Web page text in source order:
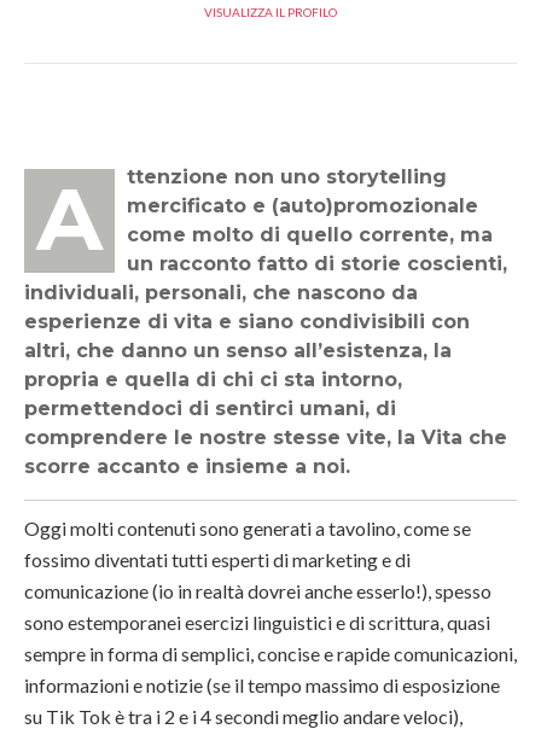
VISUALIZZA IL PROFILO
Attenzione non uno storytelling
mercificato e (auto)promozionale
come molto di quello corrente, ma
un racconto fatto di storie coscienti,
individuali, personali, che nascono da
esperienze di vita e siano condivisibili con
altri, che danno un senso all’esistenza, la
propria e quella di chi ci sta intorno,
permettendoci di sentirci umani, di
comprendere le nostre stesse vite, la Vita che
scorre accanto e insieme a noi.
Oggi molti contenuti sono generati a tavolino, come se
fossimo diventati tutti esperti di marketing e di
comunicazione (io in realtà dovrei anche esserlo!), spesso
sono estemporanei esercizi linguistici e di scrittura, quasi
sempre in forma di semplici, concise e rapide comunicazioni,
informazioni e notizie (se il tempo massimo di esposizione
su Tik Tok è tra i 2 e i 4 secondi meglio andare veloci),